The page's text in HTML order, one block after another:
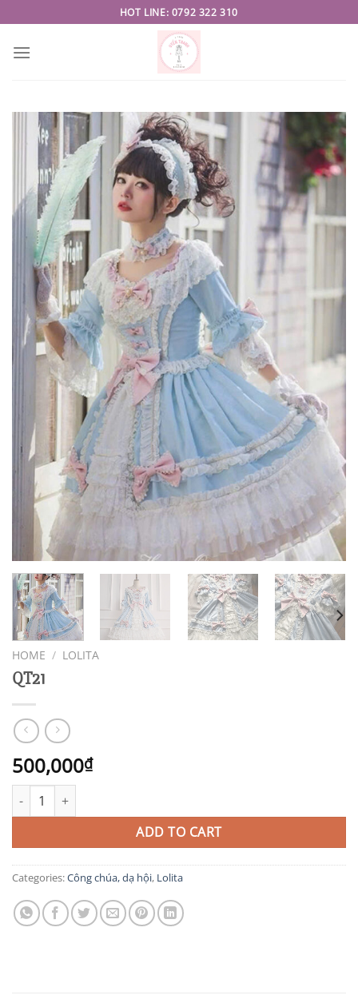
to
content
HOT LINE: 0792 322 310
HOME / LOLITA
QT21
500,000₫
QT21 quantity
ADD TO CART
Categories:Công chúa, dạ hội, Lolita